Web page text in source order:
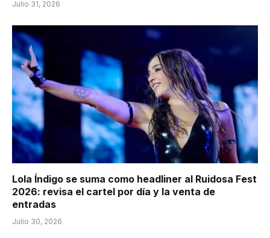
Julio 31, 2026
Lola Índigo se suma como headliner al Ruidosa Fest
2026: revisa el cartel por día y la venta de
entradas
Julio 30, 2026